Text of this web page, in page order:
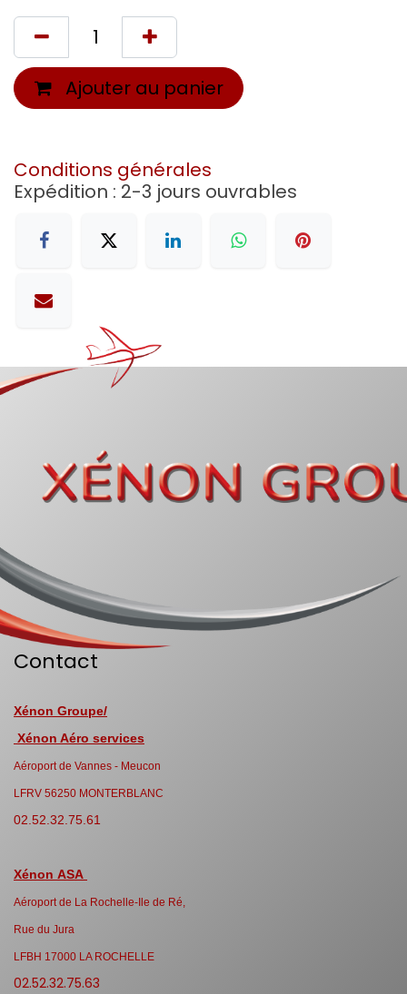
Ajouter au panier
Conditions générales
Expédition : 2-3 jours ouvrables
Contact
Xénon Groupe/
Xénon Aéro services
Aéroport de Vannes - Meucon
LFRV 56250 MONTERBLANC
02.52.32.75.61
Xénon ASA
Aéroport de La Rochelle-Ile de Ré,
Rue du Jura
LFBH 17000 LA ROCHELLE
02.52.32.75.63